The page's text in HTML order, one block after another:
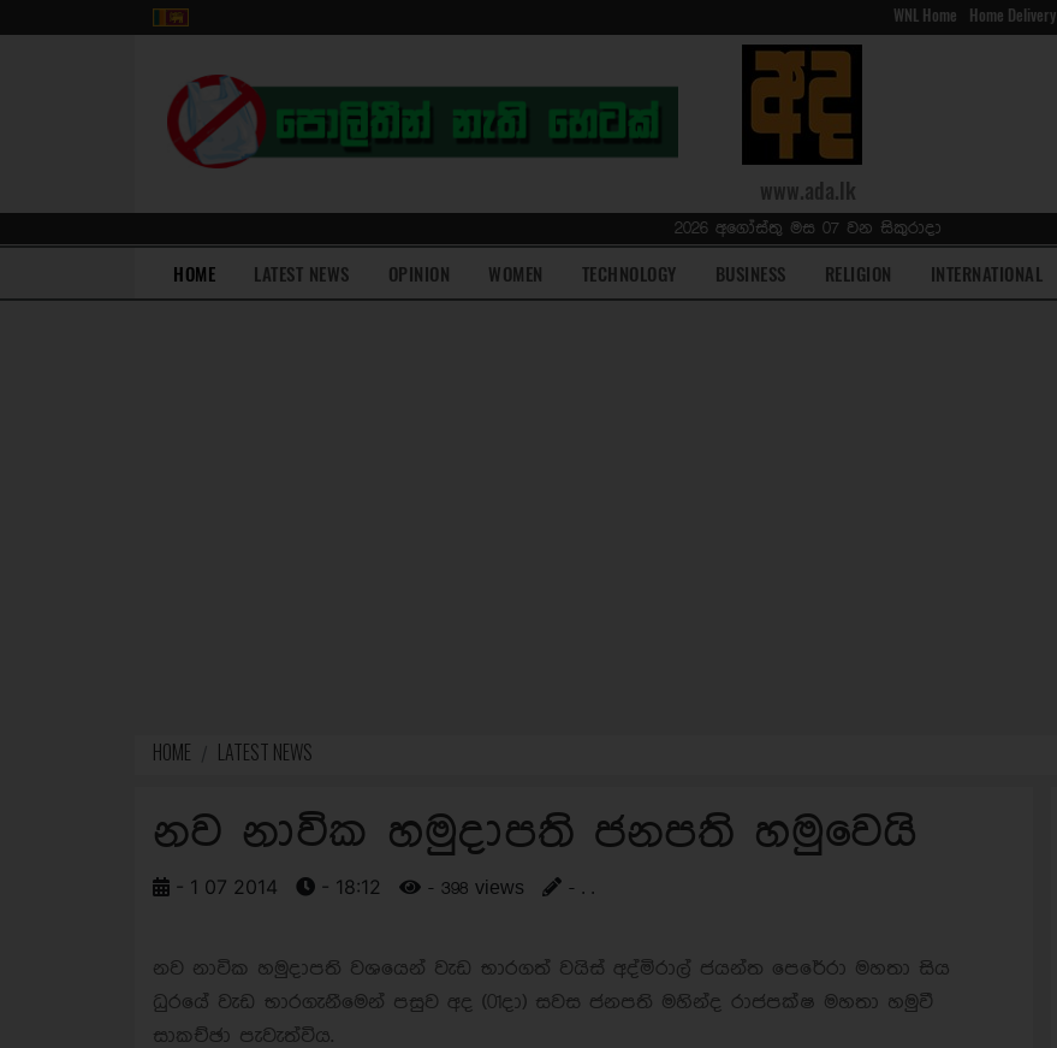
WNL Home Home Delivery
www.ada.lk
2026 අගෝස්තු මස 07 වන සිකුරාදා
HOME(current)LATEST NEWS OPINION WOMEN TECHNOLOGY BUSINESS RELIGION INTERNATIONAL
HOME LATEST NEWS
නව නාවික හමුදාපති ජනපති හමුවෙයි
- 1 07 2014 - 18:12 - 398 views - . .
නව නාවික හමුදාපති වශයෙන් වැඩ භාරගත් වයිස් අද්මිරාල් ජයන්ත පෙරේරා මහතා සිය
ධුරයේ වැඩ භාරගැනීමෙන් පසුව අද (01දා) සවස ජනපති මහින්ද රාජපක්ෂ මහතා හමුවී
සාකච්ඡා පැවැත්විය.